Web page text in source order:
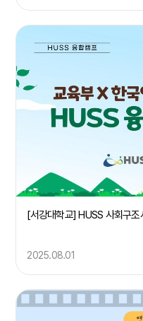
2025.08.01